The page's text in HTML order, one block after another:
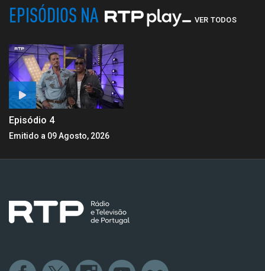
EPISÓDIOS NA VER TODOS
Episódio 4
Emitido a 09 Agosto, 2026